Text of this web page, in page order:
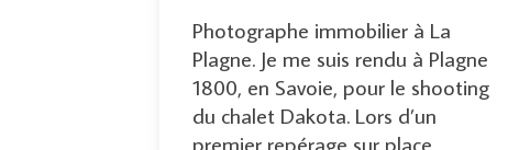
Photographe immobilier à La
Plagne. Je me suis rendu à Plagne
1800, en Savoie, pour le shooting
du chalet Dakota. Lors d’un
premier repérage sur place,